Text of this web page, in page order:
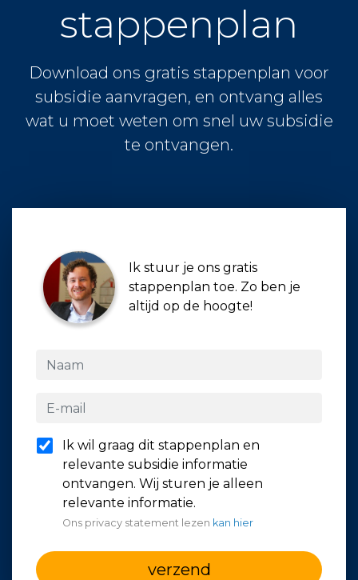
stappenplan
Download ons gratis stappenplan voor
subsidie aanvragen, en ontvang alles
wat u moet weten om snel uw subsidie
te ontvangen.
Ik stuur je ons gratis
stappenplan toe. Zo ben je
altijd op de hoogte!
Ik wil graag dit stappenplan en
relevante subsidie informatie
ontvangen. Wij sturen je alleen
relevante informatie.
Ons privacy statement lezen kan hier
verzend